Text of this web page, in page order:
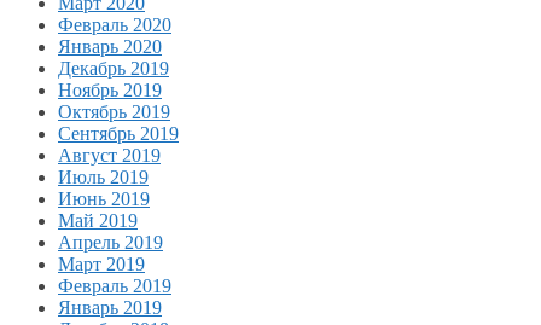
Февраль 2020
Январь 2020
Декабрь 2019
Ноябрь 2019
Октябрь 2019
Сентябрь 2019
Август 2019
Июль 2019
Июнь 2019
Май 2019
Апрель 2019
Март 2019
Февраль 2019
Январь 2019